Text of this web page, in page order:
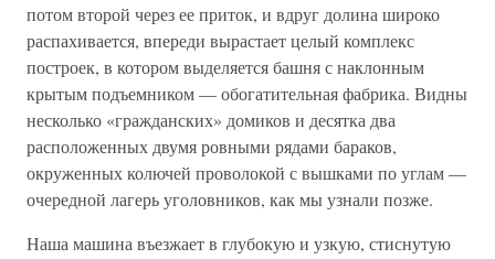
потом второй через ее приток, и вдруг долина широко
распахивается, впереди вырастает целый комплекс
построек, в котором выделяется башня с наклонным
крытым подъемником — обогатительная фабрика. Видны
несколько «гражданских» домиков и десятка два
расположенных двумя ровными рядами бараков,
окруженных колючей проволокой с вышками по углам —
очередной лагерь уголовников, как мы узнали позже.
Наша машина въезжает в глубокую и узкую, стиснутую